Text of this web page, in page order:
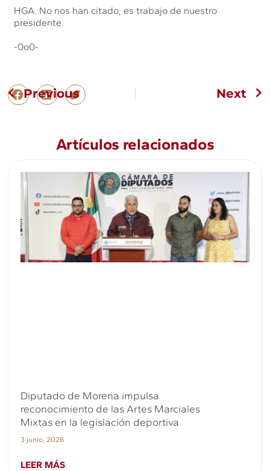
HGA. No nos han citado, es trabajo de nuestro
presidente.
-0o0-
Previous Next
Artículos relacionados
Diputado de Morena impulsa
reconocimiento de las Artes Marciales
Mixtas en la legislación deportiva
3 junio, 2026
LEER MÁS